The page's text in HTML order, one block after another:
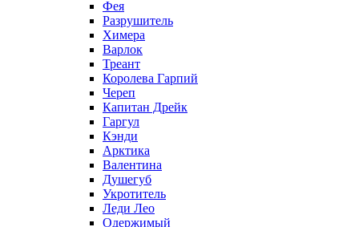
Фея
Разрушитель
Химера
Варлок
Треант
Королева Гарпий
Череп
Капитан Дрейк
Гаргул
Кэнди
Арктика
Валентина
Душегуб
Укротитель
Леди Лео
Одержимый